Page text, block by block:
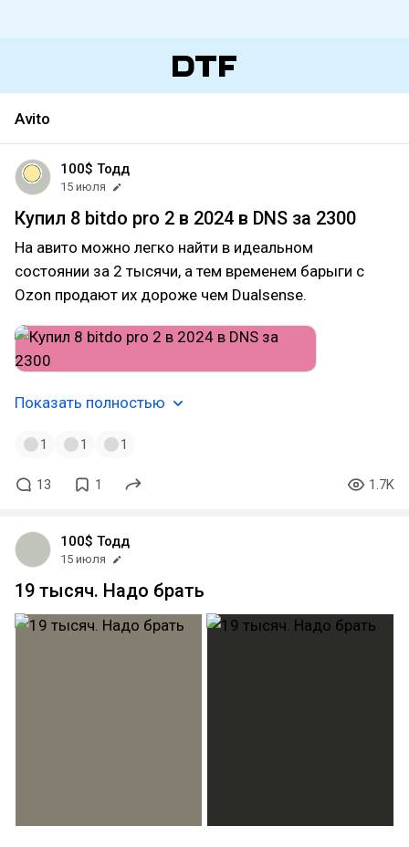
Avito
100$ Тодд
15 июля
Купил 8 bitdo pro 2 в 2024 в DNS за 2300
На авито можно легко найти в идеальном
состоянии за 2 тысячи, а тем временем барыги с
Ozon продают их дороже чем Dualsense.
Показать полностью
1 1 1
13 1 1.7K
100$ Тодд
15 июля
19 тысяч. Надо брать